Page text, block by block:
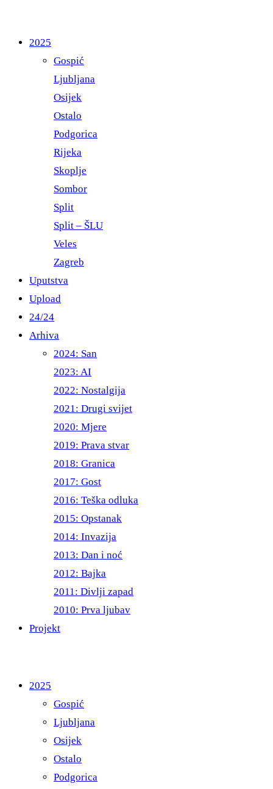
2025
Gospić
Ljubljana
Osijek
Ostalo
Podgorica
Rijeka
Skoplje
Sombor
Split
Split – ŠLU
Veles
Zagreb
Uputstva
Upload
24/24
Arhiva
2024: San
2023: AI
2022: Nostalgija
2021: Drugi svijet
2020: Mjere
2019: Prava stvar
2018: Granica
2017: Gost
2016: Teška odluka
2015: Opstanak
2014: Invazija
2013: Dan i noć
2012: Bajka
2011: Divlji zapad
2010: Prva ljubav
Projekt
2025
Gospić
Ljubljana
Osijek
Ostalo
Podgorica